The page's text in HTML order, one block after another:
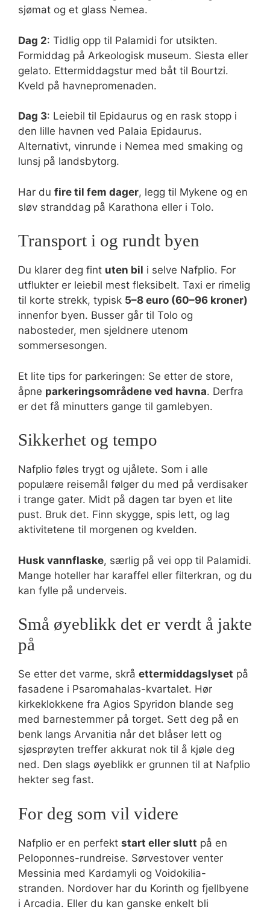
sjømat og et glass Nemea.
Dag 2: Tidlig opp til Palamidi for utsikten.
Formiddag på Arkeologisk museum. Siesta eller
gelato. Ettermiddagstur med båt til Bourtzi.
Kveld på havnepromenaden.
Dag 3: Leiebil til Epidaurus og en rask stopp i
den lille havnen ved Palaia Epidaurus.
Alternativt, vinrunde i Nemea med smaking og
lunsj på landsbytorg.
Har du fire til fem dager, legg til Mykene og en
sløv stranddag på Karathona eller i Tolo.
Transport i og rundt byen
Du klarer deg fint uten bil i selve Nafplio. For
utflukter er leiebil mest fleksibelt. Taxi er rimelig
til korte strekk, typisk 5–8 euro (60–96 kroner)
innenfor byen. Busser går til Tolo og
nabosteder, men sjeldnere utenom
sommersesongen.
Et lite tips for parkeringen: Se etter de store,
åpne parkeringsområdene ved havna. Derfra
er det få minutters gange til gamlebyen.
Sikkerhet og tempo
Nafplio føles trygt og ujålete. Som i alle
populære reisemål følger du med på verdisaker
i trange gater. Midt på dagen tar byen et lite
pust. Bruk det. Finn skygge, spis lett, og lag
aktivitetene til morgenen og kvelden.
Husk vannflaske, særlig på vei opp til Palamidi.
Mange hoteller har karaffel eller filterkran, og du
kan fylle på underveis.
Små øyeblikk det er verdt å jakte
på
Se etter det varme, skrå ettermiddagslyset på
fasadene i Psaromahalas-kvartalet. Hør
kirkeklokkene fra Agios Spyridon blande seg
med barnestemmer på torget. Sett deg på en
benk langs Arvanitia når det blåser lett og
sjøsprøyten treffer akkurat nok til å kjøle deg
ned. Den slags øyeblikk er grunnen til at Nafplio
hekter seg fast.
For deg som vil videre
Nafplio er en perfekt start eller slutt på en
Peloponnes-rundreise. Sørvestover venter
Messinia med Kardamyli og Voidokilia-
stranden. Nordover har du Korinth og fjellbyene
i Arcadia. Eller du kan ganske enkelt bli